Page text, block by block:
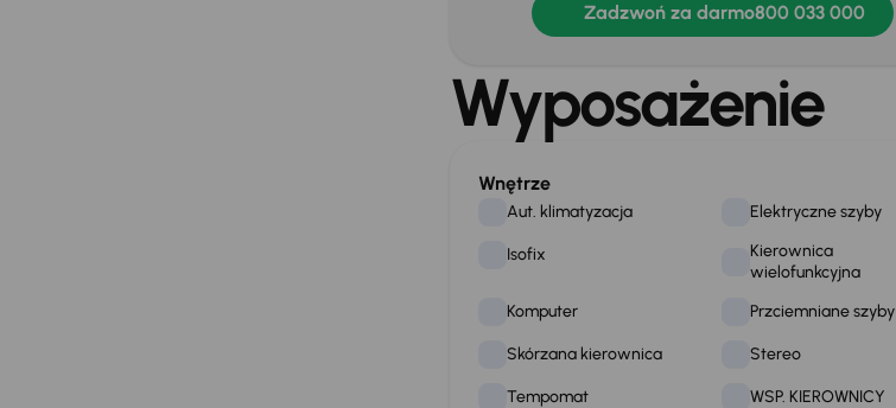
Zadzwoń za darmo800 033 000
Wyposażenie
Wnętrze
Aut. klimatyzacja Elektryczne szyby
Isofix
Kierownica
wielofunkcyjna
Komputer
Przciemniane szyby
Skórzana kierownica Stereo
Tempomat WSP. KIEROWNICY